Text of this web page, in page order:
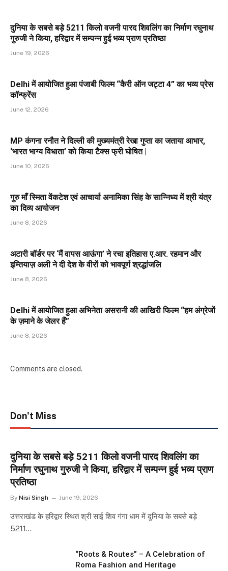
दुनिया के सबसे बड़े 5211 किलो वजनी पारद शिवलिंग का निर्माण रघुनाथ
गुरुजी ने किया, हरिद्वार में सम्पन्न हुई भव्य प्राण प्रतिष्ठा
June 19, 2026
Delhi में आयोजित हुआ पंजाबी फिल्म “कैरी ऑन जट्टा 4” का भव्य प्रेस
कॉन्फ्रेंस
June 12, 2026
MP कंगना रनौत ने दिल्ली की मुख्यमंत्री रेखा गुप्ता का जताया आभार,
‘भारत भाग्य विधाता’ को किया टैक्स फ्री घोषित |
June 10, 2026
गुरु माँ स्मिता वेंकटेश एवं आचार्या अनामिका सिंह के सान्निध्य में श्री यंत्र
का दिव्य आयोजन
June 8, 2026
अटारी बॉर्डर पर ‘मैं वापस आऊंगा’ ने रचा इतिहास ए.आर. रहमान और
इम्तियाज़ अली ने दी देश के वीरों को भावपूर्ण श्रद्धांजलि
June 8, 2026
Delhi में आयोजित हुआ अभिनेता असरानी की आखिरी फिल्म “हम अंग्रेजों
के ज़माने के जेलर हैं”
June 8, 2026
Comments are closed.
Don't Miss
दुनिया के सबसे बड़े 5211 किलो वजनी पारद शिवलिंग का
निर्माण रघुनाथ गुरुजी ने किया, हरिद्वार में सम्पन्न हुई भव्य प्राण
प्रतिष्ठा
By Nisi Singh June 19, 2026
उत्तराखंड के हरिद्वार स्थित श्री साई शिव गंगा धाम में दुनिया के सबसे बड़े
5211…
“Roots & Routes” – A Celebration of
Roma Fashion and Heritage